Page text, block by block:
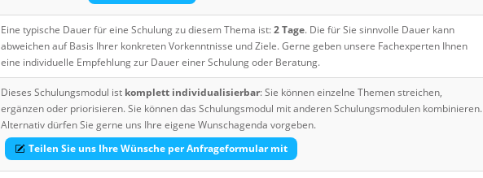
Eine typische Dauer für eine Schulung zu diesem Thema ist:2 Tage. Die für Sie sinnvolle Dauer kann
abweichen auf Basis Ihrer konkreten Vorkenntnisse und Ziele. Gerne geben unsere Fachexperten Ihnen
eine individuelle Empfehlung zur Dauer einer Schulung oder Beratung.
Dieses Schulungsmodul ist komplett individualisierbar: Sie können einzelne Themen streichen,
ergänzen oder priorisieren. Sie können das Schulungsmodul mit anderen Schulungsmodulen kombinieren.
Alternativ dürfen Sie gerne uns Ihre eigene Wunschagenda vorgeben.
Teilen Sie uns Ihre Wünsche per Anfrageformular mit